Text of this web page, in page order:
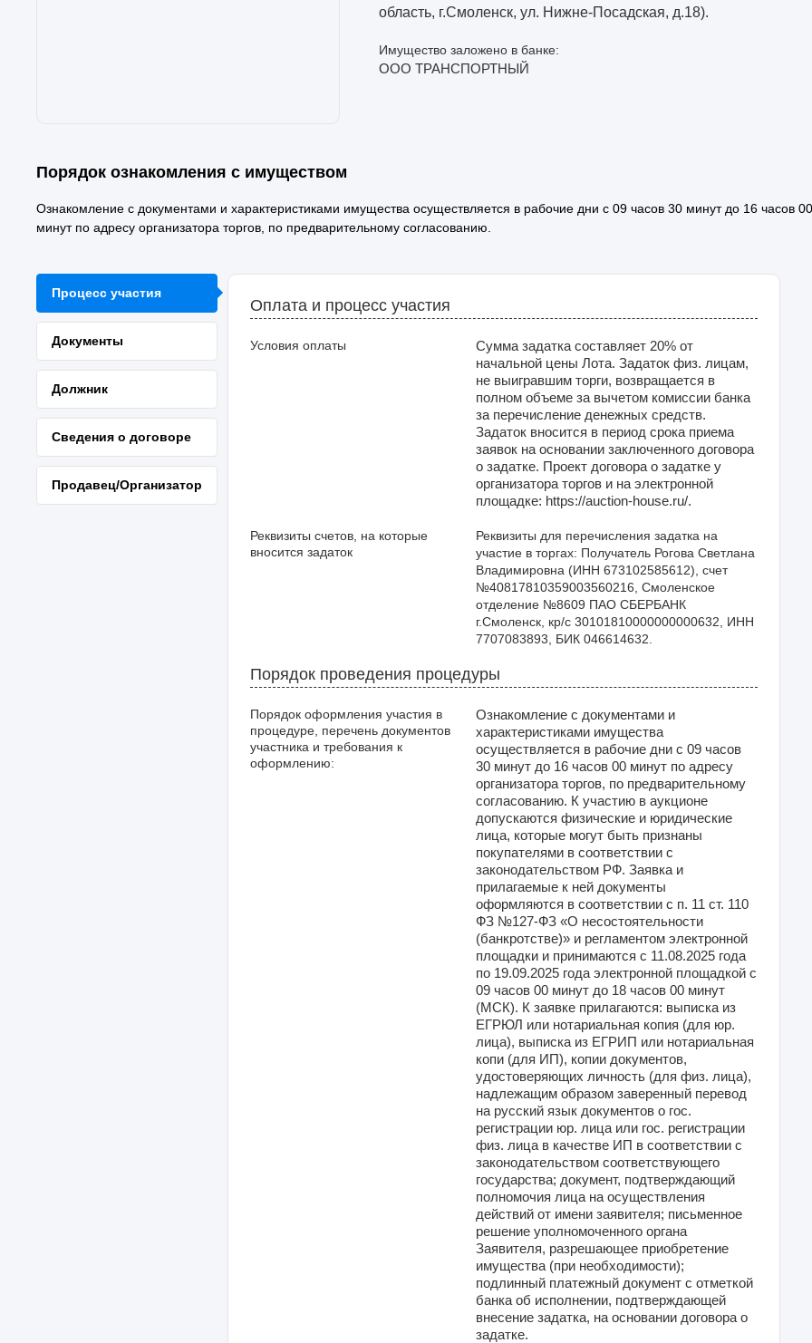
область, г.Смоленск, ул. Нижне-Посадская, д.18).
Имущество заложено в банке:
ООО ТРАНСПОРТНЫЙ
Порядок ознакомления с имуществом
Ознакомление с документами и характеристиками имущества осуществляется в рабочие дни с 09 часов 30 минут до 16 часов 00
минут по адресу организатора торгов, по предварительному согласованию.
Процесс участия
Документы
Должник
Сведения о договоре
Продавец/Организатор
Оплата и процесс участия
Условия оплаты
Сумма задатка составляет 20% от
начальной цены Лота. Задаток физ. лицам,
не выигравшим торги, возвращается в
полном объеме за вычетом комиссии банка
за перечисление денежных средств.
Задаток вносится в период срока приема
заявок на основании заключенного договора
о задатке. Проект договора о задатке у
организатора торгов и на электронной
площадке: https://auction-house.ru/.
Реквизиты счетов, на которые
вносится задаток
Реквизиты для перечисления задатка на
участие в торгах: Получатель Рогова Светлана
Владимировна (ИНН 673102585612), счет
№40817810359003560216, Смоленское
отделение №8609 ПАО СБЕРБАНК
г.Смоленск, кр/с 30101810000000000632, ИНН
7707083893, БИК 046614632.
Порядок проведения процедуры
Порядок оформления участия в
процедуре, перечень документов
участника и требования к
оформлению:
Ознакомление с документами и
характеристиками имущества
осуществляется в рабочие дни с 09 часов
30 минут до 16 часов 00 минут по адресу
организатора торгов, по предварительному
согласованию. К участию в аукционе
допускаются физические и юридические
лица, которые могут быть признаны
покупателями в соответствии с
законодательством РФ. Заявка и
прилагаемые к ней документы
оформляются в соответствии с п. 11 ст. 110
ФЗ №127-ФЗ «О несостоятельности
(банкротстве)» и регламентом электронной
площадки и принимаются с 11.08.2025 года
по 19.09.2025 года электронной площадкой с
09 часов 00 минут до 18 часов 00 минут
(МСК). К заявке прилагаются: выписка из
ЕГРЮЛ или нотариальная копия (для юр.
лица), выписка из ЕГРИП или нотариальная
копи (для ИП), копии документов,
удостоверяющих личность (для физ. лица),
надлежащим образом заверенный перевод
на русский язык документов о гос.
регистрации юр. лица или гос. регистрации
физ. лица в качестве ИП в соответствии с
законодательством соответствующего
государства; документ, подтверждающий
полномочия лица на осуществления
действий от имени заявителя; письменное
решение уполномоченного органа
Заявителя, разрешающее приобретение
имущества (при необходимости);
подлинный платежный документ с отметкой
банка об исполнении, подтверждающей
внесение задатка, на основании договора о
задатке.